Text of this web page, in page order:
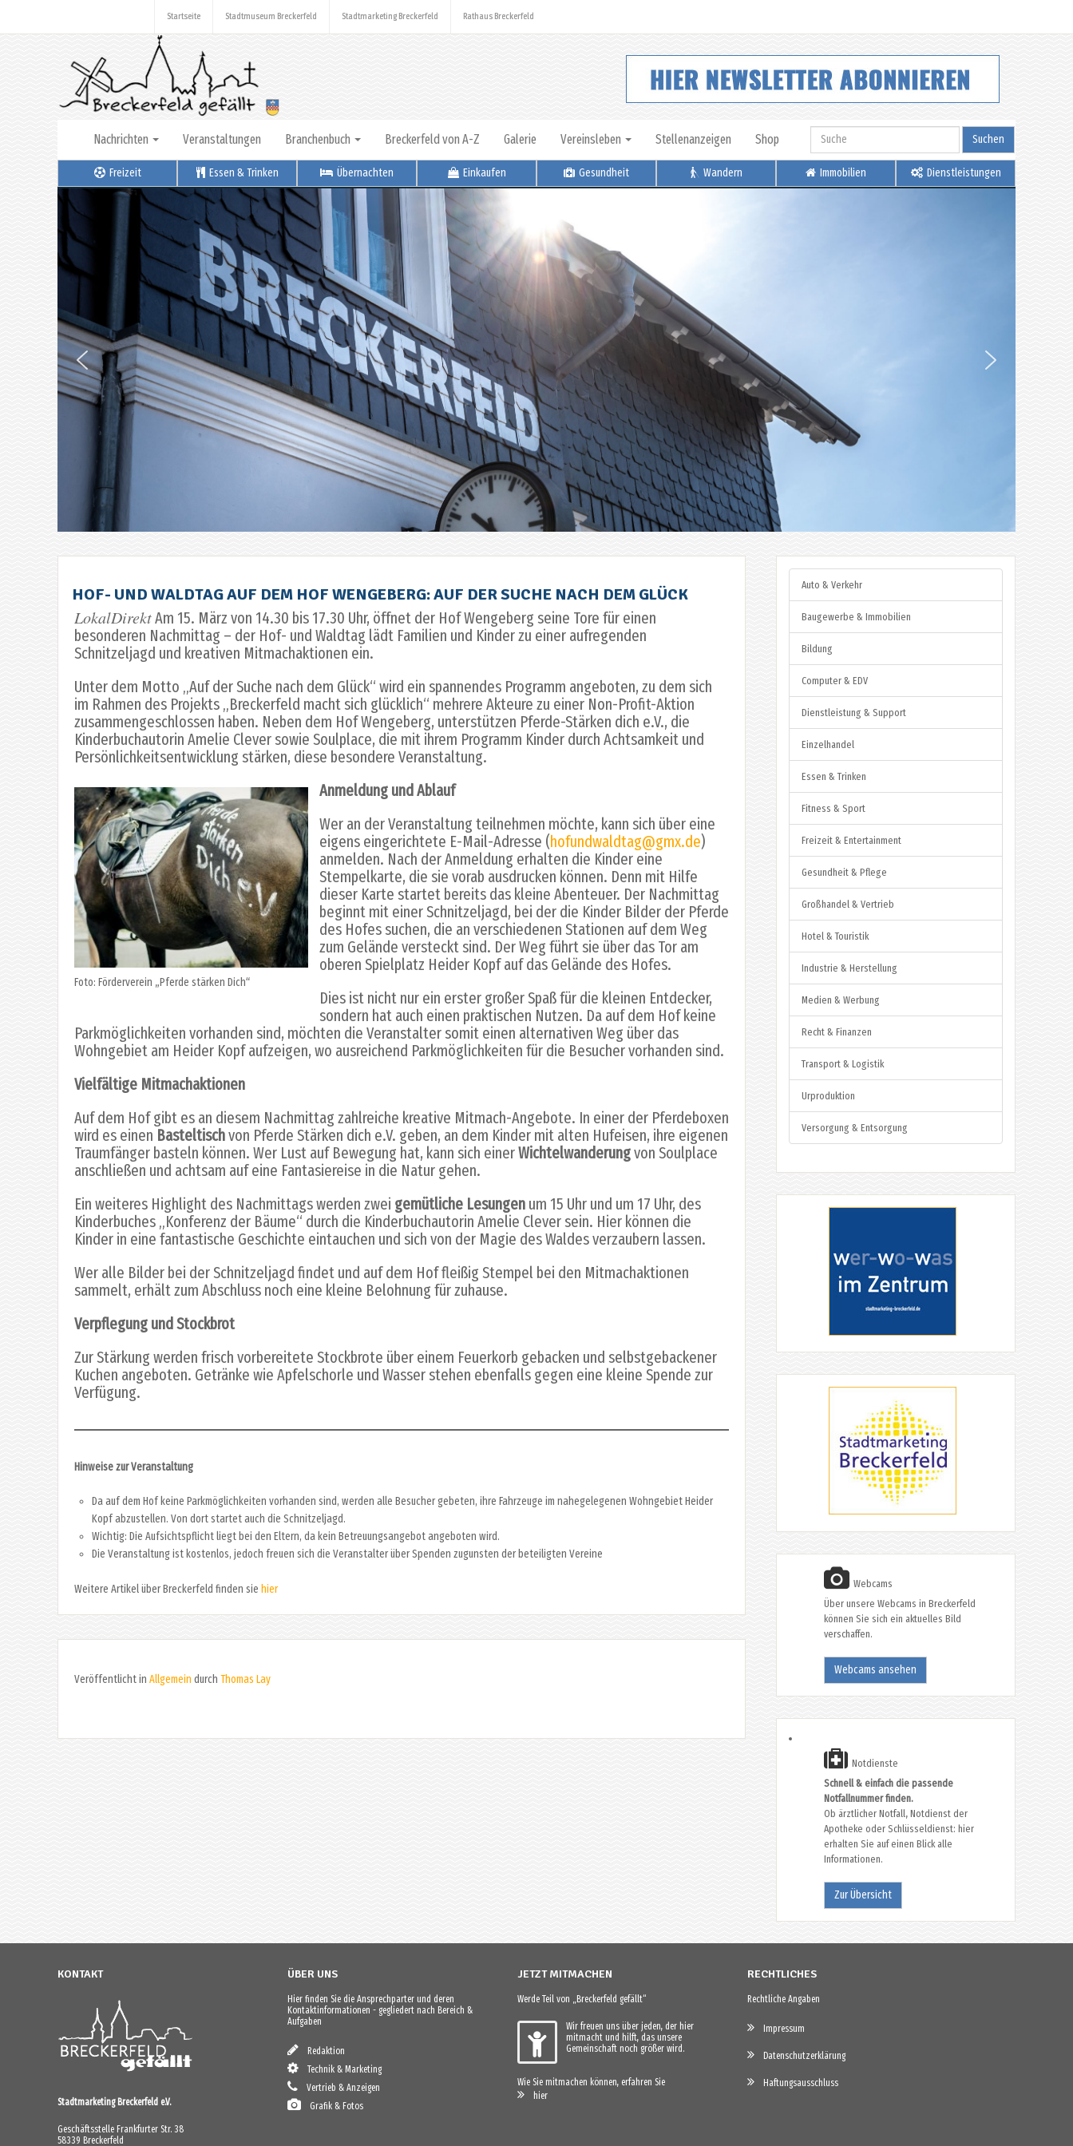
Startseite Stadtmuseum Breckerfeld Stadtmarketing Breckerfeld Rathaus Breckerfeld
Nachrichten Veranstaltungen Branchenbuch Breckerfeld von A-Z Galerie Vereinsleben Stellenanzeigen Shop Suchen
Freizeit Essen & Trinken Übernachten Einkaufen Gesundheit Wandern Immobilien Dienstleistungen
HOF- UND WALDTAG AUF DEM HOF WENGEBERG: AUF DER SUCHE NACH DEM GLÜCK
LokalDirektAm 15. März von 14.30 bis 17.30 Uhr, öffnet der Hof Wengeberg seine Tore für einen
besonderen Nachmittag – der Hof- und Waldtag lädt Familien und Kinder zu einer aufregenden
Schnitzeljagd und kreativen Mitmachaktionen ein.
Unter dem Motto „Auf der Suche nach dem Glück“ wird ein spannendes Programm angeboten, zu dem sich
im Rahmen des Projekts „Breckerfeld macht sich glücklich“ mehrere Akteure zu einer Non-Profit-Aktion
zusammengeschlossen haben. Neben dem Hof Wengeberg, unterstützen Pferde-Stärken dich e.V., die
Kinderbuchautorin Amelie Clever sowie Soulplace, die mit ihrem Programm Kinder durch Achtsamkeit und
Persönlichkeitsentwicklung stärken, diese besondere Veranstaltung.
Foto: Förderverein „Pferde stärken Dich“
Anmeldung und Ablauf
Wer an der Veranstaltung teilnehmen möchte, kann sich über eine
eigens eingerichtete E-Mail-Adresse (hofundwaldtag@gmx.de)
anmelden. Nach der Anmeldung erhalten die Kinder eine
Stempelkarte, die sie vorab ausdrucken können. Denn mit Hilfe
dieser Karte startet bereits das kleine Abenteuer. Der Nachmittag
beginnt mit einer Schnitzeljagd, bei der die Kinder Bilder der Pferde
des Hofes suchen, die an verschiedenen Stationen auf dem Weg
zum Gelände versteckt sind. Der Weg führt sie über das Tor am
oberen Spielplatz Heider Kopf auf das Gelände des Hofes.
Dies ist nicht nur ein erster großer Spaß für die kleinen Entdecker,
sondern hat auch einen praktischen Nutzen. Da auf dem Hof keine
Parkmöglichkeiten vorhanden sind, möchten die Veranstalter somit einen alternativen Weg über das
Wohngebiet am Heider Kopf aufzeigen, wo ausreichend Parkmöglichkeiten für die Besucher vorhanden sind.
Vielfältige Mitmachaktionen
Auf dem Hof gibt es an diesem Nachmittag zahlreiche kreative Mitmach-Angebote. In einer der Pferdeboxen
wird es einen Basteltischvon Pferde Stärken dich e.V. geben, an dem Kinder mit alten Hufeisen, ihre eigenen
Traumfänger basteln können. Wer Lust auf Bewegung hat, kann sich einerWichtelwanderungvon Soulplace
anschließen und achtsam auf eine Fantasiereise in die Natur gehen.
Ein weiteres Highlight des Nachmittags werden zwei gemütliche Lesungen um 15 Uhr und um 17 Uhr, des
Kinderbuches „Konferenz der Bäume“ durch die Kinderbuchautorin Amelie Clever sein. Hier können die
Kinder in eine fantastische Geschichte eintauchen und sich von der Magie des Waldes verzaubern lassen.
Wer alle Bilder bei der Schnitzeljagd findet und auf dem Hof fleißig Stempel bei den Mitmachaktionen
sammelt, erhält zum Abschluss noch eine kleine Belohnung für zuhause.
Verpflegung und Stockbrot
Zur Stärkung werden frisch vorbereitete Stockbrote über einem Feuerkorb gebacken und selbstgebackener
Kuchen angeboten. Getränke wie Apfelschorle und Wasser stehen ebenfalls gegen eine kleine Spende zur
Verfügung.
Hinweise zur Veranstaltung
Da auf dem Hof keine Parkmöglichkeiten vorhanden sind, werden alle Besucher gebeten, ihre Fahrzeuge im nahegelegenen Wohngebiet Heider
Kopf abzustellen. Von dort startet auch die Schnitzeljagd.
Wichtig: Die Aufsichtspflicht liegt bei den Eltern, da kein Betreuungsangebot angeboten wird.
Die Veranstaltung ist kostenlos, jedoch freuen sich die Veranstalter über Spenden zugunsten der beteiligten Vereine
Weitere Artikel über Breckerfeld finden sie hier
Veröffentlicht in Allgemein durch Thomas Lay
Auto & Verkehr
Baugewerbe & Immobilien
Bildung
Computer & EDV
Dienstleistung & Support
Einzelhandel
Essen & Trinken
Fitness & Sport
Freizeit & Entertainment
Gesundheit & Pflege
Großhandel & Vertrieb
Hotel & Touristik
Industrie & Herstellung
Medien & Werbung
Recht & Finanzen
Transport & Logistik
Urproduktion
Versorgung & Entsorgung
Webcams
Über unsere Webcams in Breckerfeld
können Sie sich ein aktuelles Bild
verschaffen.
Webcams ansehen
Notdienste
Schnell & einfach die passende
Notfallnummer finden.
Ob ärztlicher Notfall, Notdienst der
Apotheke oder Schlüsseldienst: hier
erhalten Sie auf einen Blick alle
Informationen.
Zur Übersicht
KONTAKT
Stadtmarketing Breckerfeld e.V.
Geschäftsstelle Frankfurter Str. 38
58339 Breckerfeld
ÜBER UNS
Hier finden Sie die Ansprechparter und deren
Kontaktinformationen - gegliedert nach Bereich &
Aufgaben
Redaktion
Technik & Marketing
Vertrieb & Anzeigen
Grafik & Fotos
JETZT MITMACHEN
Werde Teil von „Breckerfeld gefällt“
Wir freuen uns über jeden, der hier
mitmacht und hilft, das unsere
Gemeinschaft noch größer wird.
Wie Sie mitmachen können, erfahren Sie
hier
RECHTLICHES
Rechtliche Angaben
Impressum
Datenschutzerklärung
Haftungsausschluss